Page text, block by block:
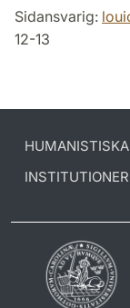
Sidansvarig:
12-13
INSTITUTIONER